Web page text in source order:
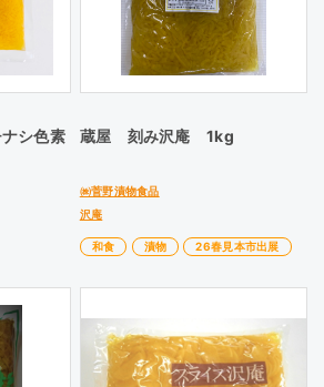
シ色素
蔵屋 刻み沢庵 1kg
㈱菅野漬物食品
沢庵
和食 漬物 26春見本市出展